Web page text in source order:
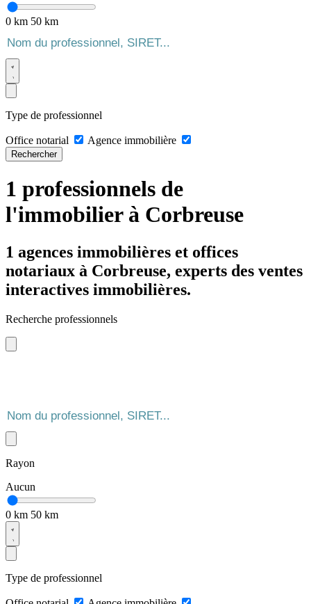
0 km 50 km
Type de professionnel
Office notarial Agence immobilière
Rechercher
1 professionnels de
l'immobilier à Corbreuse
1 agences immobilières et offices
notariaux à Corbreuse, experts des ventes
interactives immobilières.
Recherche professionnels
Rayon
Aucun
0 km 50 km
Type de professionnel